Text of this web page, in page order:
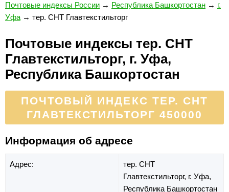
Почтовые индексы России → Республика Башкортостан → г.
Уфа → тер. СНТ Главтекстильторг
Почтовые индексы тер. СНТ
Главтекстильторг, г. Уфа,
Республика Башкортостан
ПОЧТОВЫЙ ИНДЕКС ТЕР. СНТ
ГЛАВТЕКСТИЛЬТОРГ 450000
Информация об адресе
Адрес:
тер. СНТ
Главтекстильторг, г. Уфа,
Республика Башкортостан